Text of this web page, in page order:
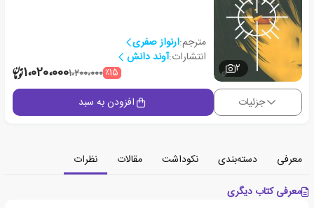
2
مترجم:ارنواز صفری
انتشارات:آوند دانش
٪151،200،0001،020،000
جزئیات افزودن به سبد
معرفی دسته‌بندی نکوداشت مقالات
نظرات
معرفی کتاب دیگری